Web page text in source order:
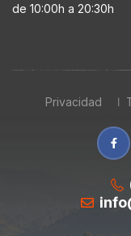
de 10:00h a 20:30h
Privacidad